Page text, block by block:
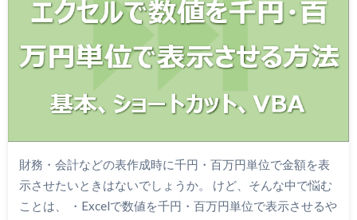
財務・会計などの表作成時に千円・百万円単位で金額を表
示させたいときはないでしょうか。 けど、そんな中で悩む
ことは、 ・Excelで数値を千円・百万円単位で表示させるや